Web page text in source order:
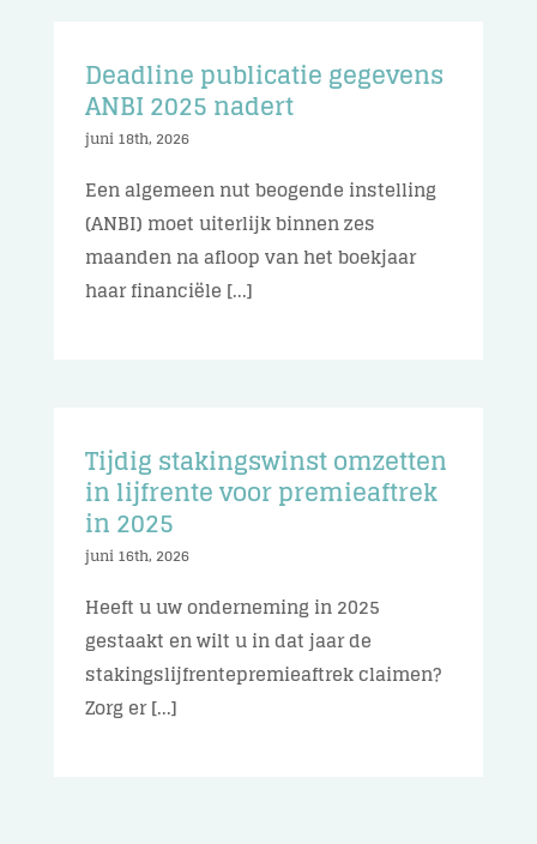
Deadline publicatie gegevens
ANBI 2025 nadert
juni 18th, 2026
Een algemeen nut beogende instelling
(ANBI) moet uiterlijk binnen zes
maanden na afloop van het boekjaar
haar financiële [...]
Tijdig stakingswinst omzetten
in lijfrente voor premieaftrek
in 2025
juni 16th, 2026
Heeft u uw onderneming in 2025
gestaakt en wilt u in dat jaar de
stakingslijfrentepremieaftrek claimen?
Zorg er [...]